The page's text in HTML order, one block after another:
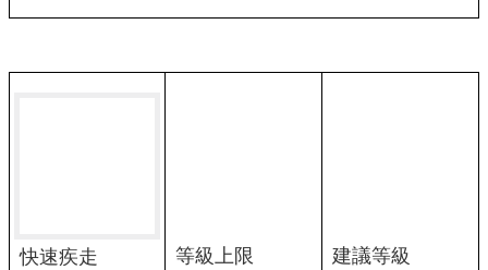
快速疾走 等級上限 建議等級